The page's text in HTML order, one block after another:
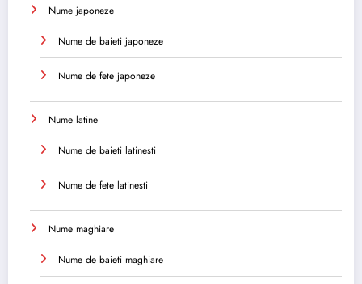
Nume japoneze
Nume de baieti japoneze
Nume de fete japoneze
Nume latine
Nume de baieti latinesti
Nume de fete latinesti
Nume maghiare
Nume de baieti maghiare